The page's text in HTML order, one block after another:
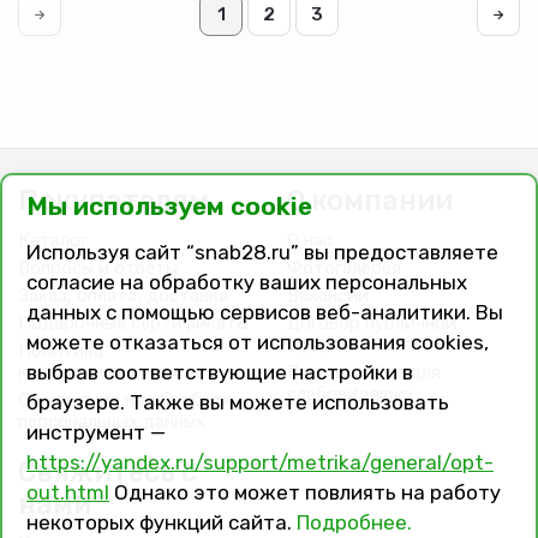
1 2 3
Покупателям
Каталог
Вопросы и ответы
Заказ, оплата, доставка
Подарочные сертификаты
Политика
конфиденциальности
Соглашение на обработку
О компании
О нас
Фотогалерея
Вакансии
Договор публичной
оферты
Версия сайта для
слабовидящих
Свяжитесь с
нами
Мы используем cookie
Используя сайт “snab28.ru” вы предоставляете
согласие на обработку ваших персональных
данных с помощью сервисов веб-аналитики. Вы
можете отказаться от использования cookies,
выбрав соответствующие настройки в
браузере. Также вы можете использовать
инструмент —
https://yandex.ru/support/metrika/general/opt-
out.html Однако это может повлиять на работу
некоторых функций сайта. Подробнее.